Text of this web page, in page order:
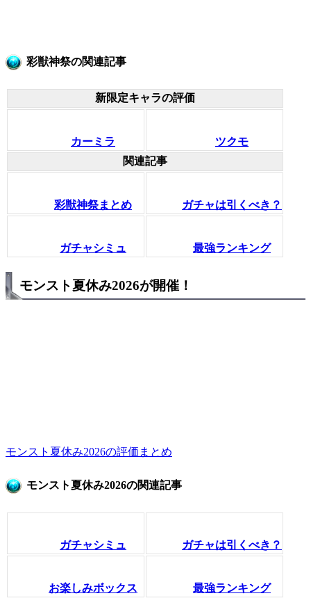
彩獣神祭の関連記事
新限定キャラの評価
カーミラ
ツクモ
関連記事
彩獣神祭まとめ ガチャは引くべき？
ガチャシミュ 最強ランキング
モンスト夏休み2026が開催！
モンスト夏休み2026の評価まとめ
モンスト夏休み2026の関連記事
ガチャシミュ ガチャは引くべき？
お楽しみボックス 最強ランキング